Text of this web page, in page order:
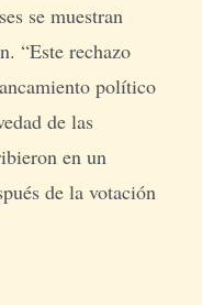
se muestran
“Este rechazo
político
de las
en un
de la votación